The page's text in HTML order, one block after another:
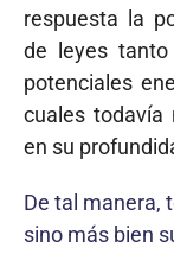
respuesta la
de leyes
potenciales
cuales todavía
en su
De tal manera,
sino más bien